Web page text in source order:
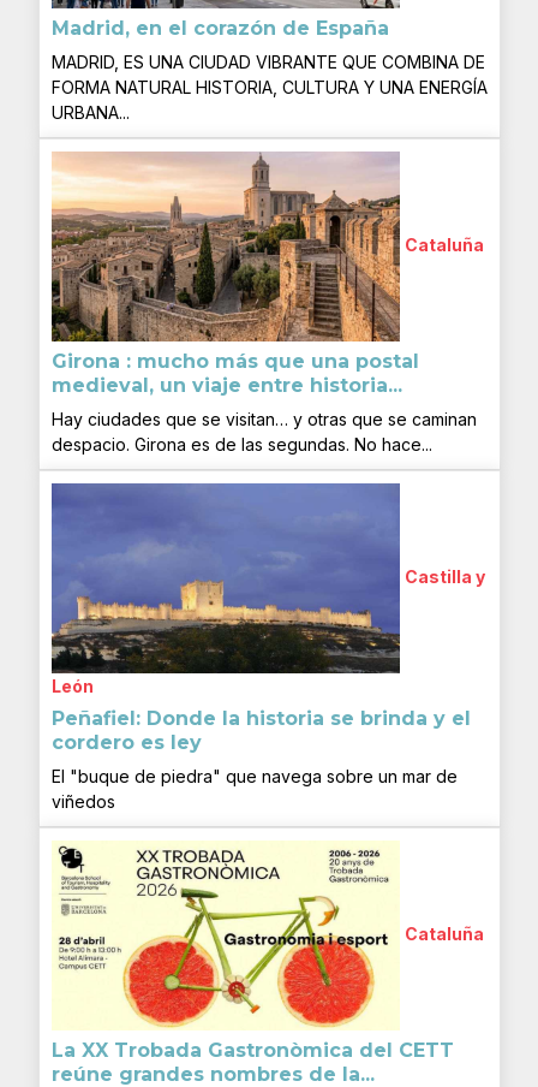
Madrid, en el corazón de España
MADRID, ES UNA CIUDAD VIBRANTE QUE COMBINA DE
FORMA NATURAL HISTORIA, CULTURA Y UNA ENERGÍA
URBANA...
Cataluña
Girona : mucho más que una postal
medieval, un viaje entre historia...
Hay ciudades que se visitan… y otras que se caminan
despacio. Girona es de las segundas. No hace...
Castilla y
León
Peñafiel: Donde la historia se brinda y el
cordero es ley
El "buque de piedra" que navega sobre un mar de
viñedos
Cataluña
La XX Trobada Gastronòmica del CETT
reúne grandes nombres de la...